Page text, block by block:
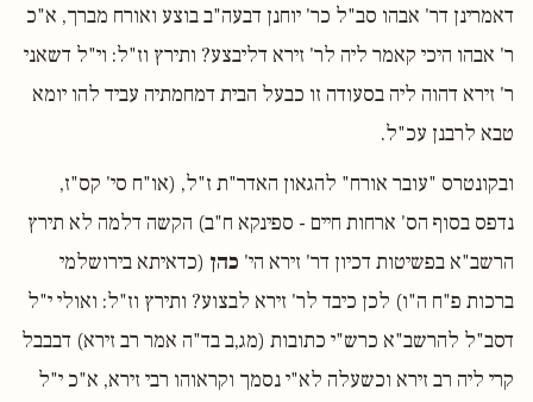
דאמרינן דר' אבהו סב"ל כר' יוחנן דבעה"ב בוצע ואורח מברך, א"כ
ר' אבהו היכי קאמר ליה לר' זירא דליבצע? ותירץ וז"ל: וי"ל דשאני
ר' זירא דהוה ליה בסעודה זו כבעל הבית דמחמתיה עביד להו יומא
טבא לרבנן עכ"ל.
ובקונטרס "עובר אורח" להגאון האדר"ת ז"ל, (או"ח סי' קס"ז,
נדפס בסוף הס' ארחות חיים - ספינקא ח"ב) הקשה דלמה לא תירץ
הרשב"א בפשיטות דכיון דר' זירא הי' כהן (כדאיתא בירושלמי
ברכות פ"ח ה"ו) לכן כיבד לר' זירא לבצוע? ותירץ וז"ל: ואולי י"ל
דסב"ל להרשב"א כרש"י כתובות (מג,ב בד"ה אמר רב זירא) דבבבל
קרי ליה רב זירא וכשעלה לא"י נסמך וקראוהו רבי זירא, א"כ י"ל